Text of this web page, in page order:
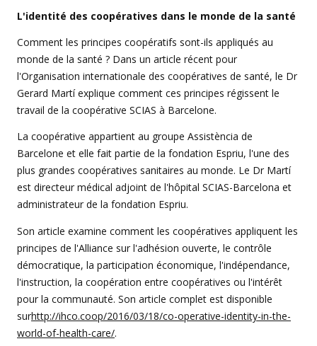
L'identité des coopératives dans le monde de la santé
Comment les principes coopératifs sont-ils appliqués au
monde de la santé ? Dans un article récent pour
l'Organisation internationale des coopératives de santé, le Dr
Gerard Martí explique comment ces principes régissent le
travail de la coopérative SCIAS à Barcelone.
La coopérative appartient au groupe Assistència de
Barcelone et elle fait partie de la fondation Espriu, l'une des
plus grandes coopératives sanitaires au monde. Le Dr Martí
est directeur médical adjoint de l'hôpital SCIAS-Barcelona et
administrateur de la fondation Espriu.
Son article examine comment les coopératives appliquent les
principes de l'Alliance sur l'adhésion ouverte, le contrôle
démocratique, la participation économique, l'indépendance,
l'instruction, la coopération entre coopératives ou l'intérêt
pour la communauté. Son article complet est disponible
surhttp://ihco.coop/2016/03/18/co-operative-identity-in-the-
world-of-health-care/.